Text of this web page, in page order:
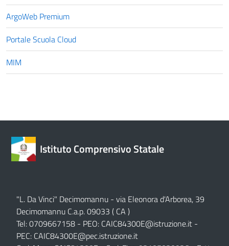
ArgoWeb Premium
Portale Scuola Cloud
MIM
Istituto Comprensivo Statale
"L. Da Vinci" Decimomannu - via Eleonora d'Arborea, 39
Decimomannu C.a.p. 09033 ( CA )
Tel: 0709667158 - PEO: CAIC84300E@istruzione.it -
PEC: CAIC84300E@pec.istruzione.it